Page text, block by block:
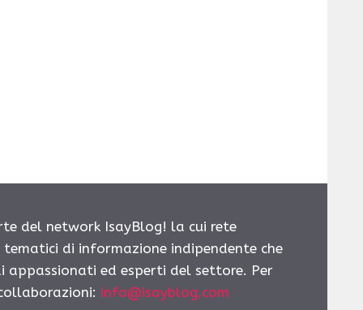
del network IsayBlog! la cui rete
di informazione indipendente che
ed esperti del settore. Per
info@isayblog.com